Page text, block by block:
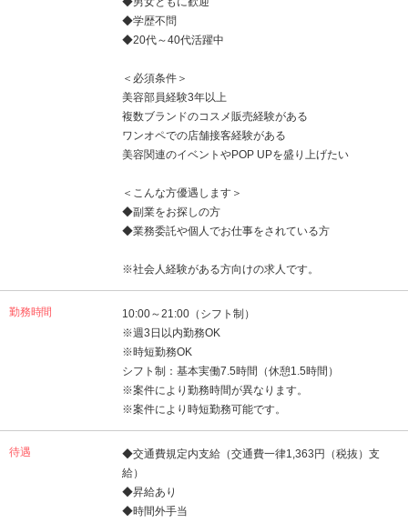
◆学歴不問
◆20代～40代活躍中
＜必須条件＞
美容部員経験3年以上
複数ブランドのコスメ販売経験がある
ワンオペでの店舗接客経験がある
美容関連のイベントやPOP UPを盛り上げたい
＜こんな方優遇します＞
◆副業をお探しの方
◆業務委託や個人でお仕事をされている方
※社会人経験がある方向けの求人です。
勤務時間
10:00～21:00（シフト制）
※週3日以内勤務OK
※時短勤務OK
シフト制：基本実働7.5時間（休憩1.5時間）
※案件により勤務時間が異なります。
※案件により時短勤務可能です。
待遇
◆交通費規定内支給（交通費一律1,363円（税抜）支
給）
◆昇給あり
◆時間外手当